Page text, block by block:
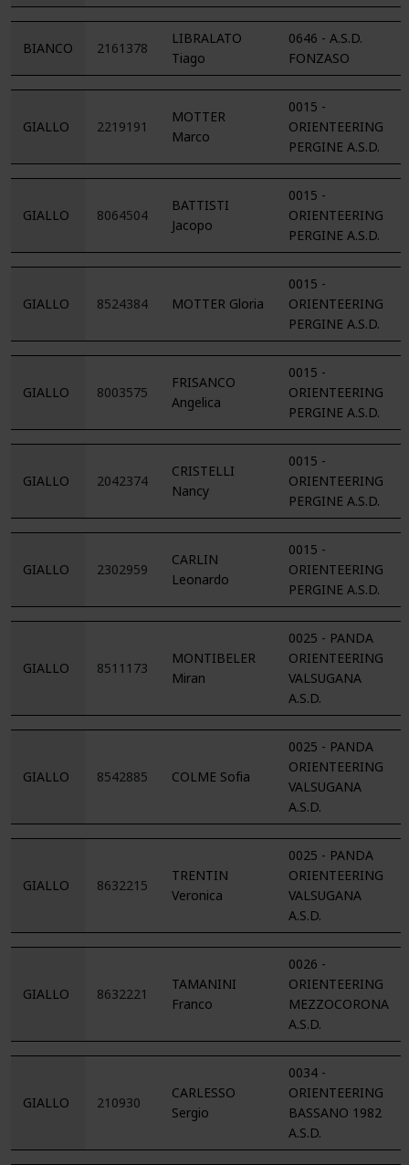
BIANCO 2161378
LIBRALATO
Tiago
0646 - A.S.D.
FONZASO
GIALLO 2219191
MOTTER
Marco
0015 -
ORIENTEERING
PERGINE A.S.D.
GIALLO 8064504
BATTISTI
Jacopo
0015 -
ORIENTEERING
PERGINE A.S.D.
GIALLO 8524384 MOTTER Gloria
0015 -
ORIENTEERING
PERGINE A.S.D.
GIALLO 8003575
FRISANCO
Angelica
0015 -
ORIENTEERING
PERGINE A.S.D.
GIALLO 2042374
CRISTELLI
Nancy
0015 -
ORIENTEERING
PERGINE A.S.D.
GIALLO 2302959
CARLIN
Leonardo
0015 -
ORIENTEERING
PERGINE A.S.D.
GIALLO 8511173
MONTIBELER
Miran
0025 - PANDA
ORIENTEERING
VALSUGANA
A.S.D.
GIALLO 8542885 COLME Sofia
0025 - PANDA
ORIENTEERING
VALSUGANA
A.S.D.
GIALLO 8632215
TRENTIN
Veronica
0025 - PANDA
ORIENTEERING
VALSUGANA
A.S.D.
GIALLO 8632221
TAMANINI
Franco
0026 -
ORIENTEERING
MEZZOCORONA
A.S.D.
GIALLO 210930
CARLESSO
Sergio
0034 -
ORIENTEERING
BASSANO 1982
A.S.D.